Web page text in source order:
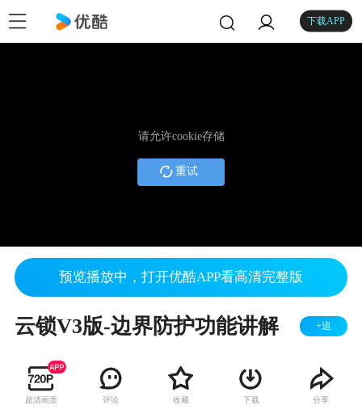
下载APP
请允许cookie存储
重试
预览播放中，打开优酷APP看高清完整版
云锁V3版-边界防护功能讲解 +追
超清画质 评论 收藏 下载 分享